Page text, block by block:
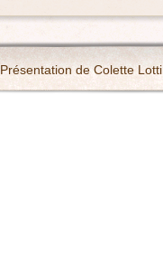
Présentation de Colette Lotti